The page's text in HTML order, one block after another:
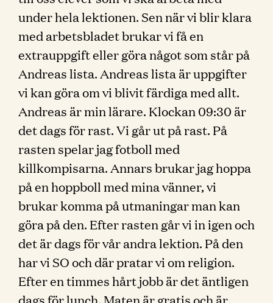
under hela lektionen. Sen när vi blir klara
med arbetsbladet brukar vi få en
extrauppgift eller göra något som står på
Andreas lista. Andreas lista är uppgifter
vi kan göra om vi blivit färdiga med allt.
Andreas är min lärare. Klockan 09:30 är
det dags för rast. Vi går ut på rast. På
rasten spelar jag fotboll med
killkompisarna. Annars brukar jag hoppa
på en hoppboll med mina vänner, vi
brukar komma på utmaningar man kan
göra på den. Efter rasten går vi in igen och
det är dags för vår andra lektion. På den
har vi SO och där pratar vi om religion.
Efter en timmes hårt jobb är det äntligen
dags för lunch. Maten är gratis och är